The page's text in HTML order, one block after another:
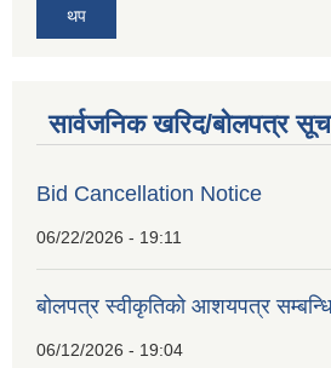
थप
सार्वजनिक खरिद/बोलपत्र
Bid Cancellation Notice
06/22/2026 - 19:11
बोलपत्र स्वीकृतिको आशयपत्र
06/12/2026 - 19:04